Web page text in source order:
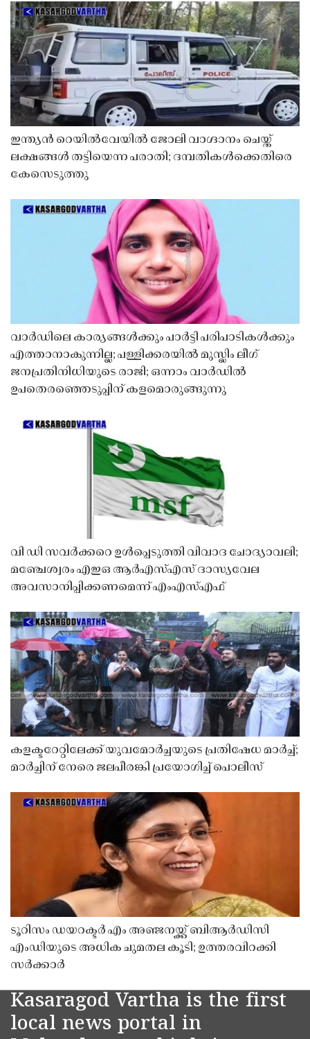
ഇന്ത്യൻ റെയിൽവേയിൽ ജോലി വാഗ്ദാനം ചെയ്ത്
ലക്ഷങ്ങൾ തട്ടിയെന്ന പരാതി; ദമ്പതികൾക്കെതിരെ
കേസെടുത്തു
വാർഡിലെ കാര്യങ്ങൾക്കും പാർട്ടി പരിപാടികൾക്കും
എത്താനാകുന്നില്ല; പള്ളിക്കരയിൽ മുസ്ലിം ലീഗ്
ജനപ്രതിനിധിയുടെ രാജി; ഒന്നാം വാർഡിൽ
ഉപതെരഞ്ഞെടുപ്പിന് കളമൊരുങ്ങുന്നു
വി ഡി സവർക്കറെ ഉൾപ്പെടുത്തി വിവാദ ചോദ്യാവലി;
മഞ്ചേശ്വരം എഇഒ ആർഎസ്എസ് ദാസ്യവേല
അവസാനിപ്പിക്കണമെന്ന് എംഎസ്എഫ്
കളക്ടറേറ്റിലേക്ക് യുവമോർച്ചയുടെ പ്രതിഷേധ മാർച്ച്;
മാർച്ചിന് നേരെ ജലപീരങ്കി പ്രയോഗിച്ച് പൊലീസ്
ടൂറിസം ഡയറക്ടർ എം അഞ്ജനയ്ക്ക് ബിആർഡിസി
എംഡിയുടെ അധിക ചുമതല കൂടി; ഉത്തരവിറക്കി
സർക്കാർ
Kasaragod Vartha is the first
local news portal in